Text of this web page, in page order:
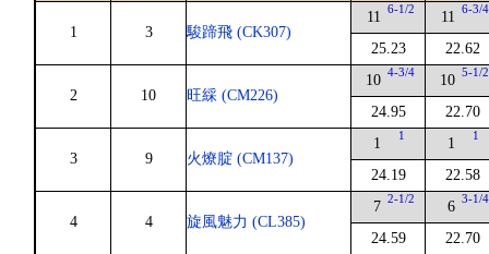
1 3 駿蹄飛 (CK307)
11 6-1/2
25.23
11 6-3/4
22.62
2 10 旺綵 (CM226)
10 4-3/4
24.95
10 5-1/2
22.70
3 9 火燎腚 (CM137)
1 1
24.19
1 1
22.58
4 4 旋風魅力 (CL385)
7 2-1/2
24.59
6 3-1/4
22.70